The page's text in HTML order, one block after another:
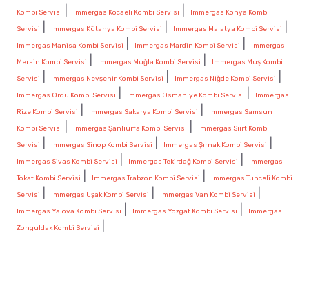
Kombi Servisi Immergas Kocaeli Kombi Servisi
Immergas Konya Kombi
Servisi
Immergas Kütahya Kombi Servisi Immergas Malatya Kombi Servisi
Immergas Manisa Kombi Servisi Immergas Mardin Kombi Servisi
Immergas
Mersin Kombi Servisi
Immergas Muğla Kombi Servisi
Immergas Muş Kombi
Servisi
Immergas Nevşehir Kombi Servisi Immergas Niğde Kombi Servisi
Immergas Ordu Kombi Servisi Immergas Osmaniye Kombi Servisi
Immergas
Rize Kombi Servisi
Immergas Sakarya Kombi Servisi
Immergas Samsun
Kombi Servisi
Immergas Şanlıurfa Kombi Servisi
Immergas Siirt Kombi
Servisi
Immergas Sinop Kombi Servisi Immergas Şırnak Kombi Servisi
Immergas Sivas Kombi Servisi Immergas Tekirdağ Kombi Servisi
Immergas
Tokat Kombi Servisi
Immergas Trabzon Kombi Servisi
Immergas Tunceli Kombi
Servisi
Immergas Uşak Kombi Servisi Immergas Van Kombi Servisi
Immergas Yalova Kombi Servisi Immergas Yozgat Kombi Servisi
Immergas
Zonguldak Kombi Servisi